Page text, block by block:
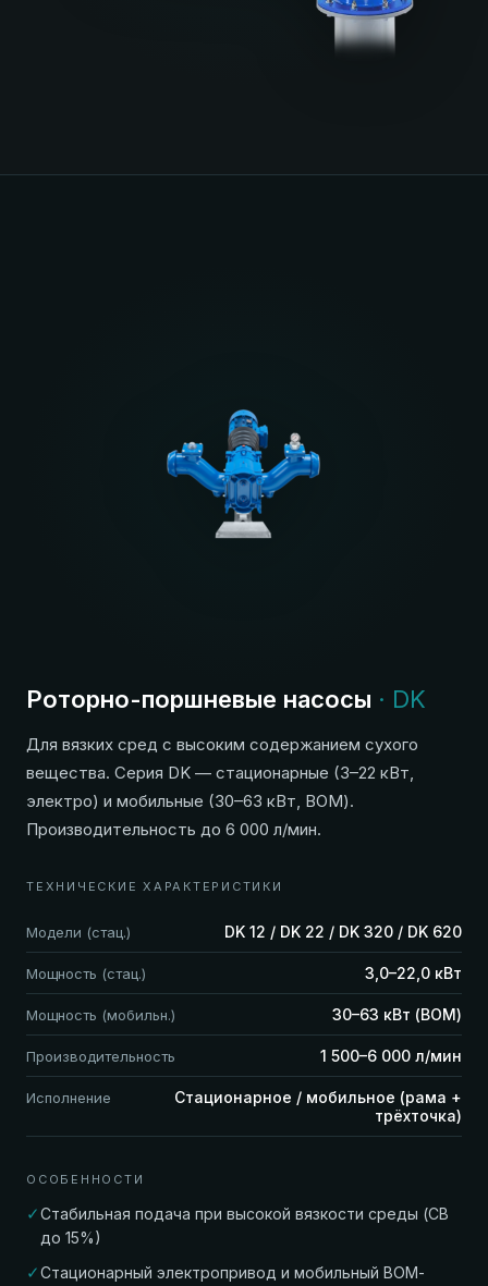
Роторно-поршневые насосы · DK
Для вязких сред с высоким содержанием сухого
вещества. Серия DK — стационарные (3–22 кВт,
электро) и мобильные (30–63 кВт, ВОМ).
Производительность до 6 000 л/мин.
ТЕХНИЧЕСКИЕ ХАРАКТЕРИСТИКИ
Модели (стац.) DK 12 / DK 22 / DK 320 / DK 620
Мощность (стац.) 3,0–22,0 кВт
Мощность (мобильн.) 30–63 кВт (ВОМ)
Производительность 1 500–6 000 л/мин
Исполнение
Стационарное / мобильное (рама +
трёхточка)
ОСОБЕННОСТИ
✓Стабильная подача при высокой вязкости среды (СВ
до 15%)
✓Стационарный электропривод и мобильный ВОМ-